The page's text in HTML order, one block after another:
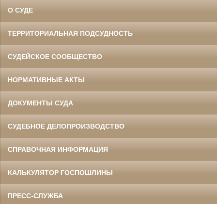
О СУДЕ
ТЕРРИТОРИАЛЬНАЯ ПОДСУДНОСТЬ
СУДЕЙСКОЕ СООБЩЕСТВО
НОРМАТИВНЫЕ АКТЫ
ДОКУМЕНТЫ СУДА
СУДЕБНОЕ ДЕЛОПРОИЗВОДСТВО
СПРАВОЧНАЯ ИНФОРМАЦИЯ
КАЛЬКУЛЯТОР ГОСПОШЛИНЫ
ПРЕСС-СЛУЖБА